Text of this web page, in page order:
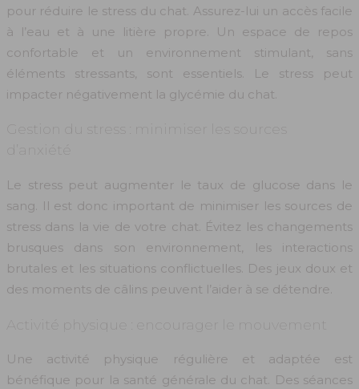
pour réduire le stress du chat. Assurez-lui un accès facile
à l’eau et à une litière propre. Un espace de repos
confortable et un environnement stimulant, sans
éléments stressants, sont essentiels. Le stress peut
impacter négativement la glycémie du chat.
Gestion du stress : minimiser les sources
d’anxiété
Le stress peut augmenter le taux de glucose dans le
sang. Il est donc important de minimiser les sources de
stress dans la vie de votre chat. Évitez les changements
brusques dans son environnement, les interactions
brutales et les situations conflictuelles. Des jeux doux et
des moments de câlins peuvent l’aider à se détendre.
Activité physique : encourager le mouvement
Une activité physique régulière et adaptée est
bénéfique pour la santé générale du chat. Des séances